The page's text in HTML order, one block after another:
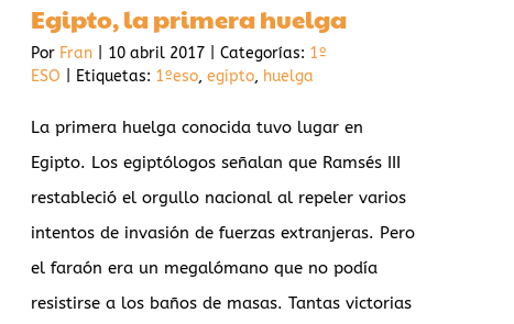
Egipto, la primera huelga
Por Fran 10 abril 2017 Categorías: 1º
ESO
Etiquetas: 1ºeso, egipto, huelga
La primera huelga conocida tuvo lugar en
Egipto. Los egiptólogos señalan que Ramsés III
restableció el orgullo nacional al repeler varios
intentos de invasión de fuerzas extranjeras. Pero
el faraón era un megalómano que no podía
resistirse a los baños de masas. Tantas victorias